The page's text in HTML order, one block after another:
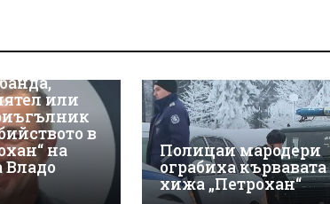
или
в
на
Владо
Полицаи мародери
ограбиха кървавата
хижа „Петрохан“